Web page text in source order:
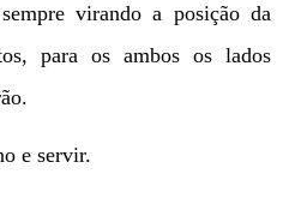
virando a posição da
para os ambos os lados
e servir.